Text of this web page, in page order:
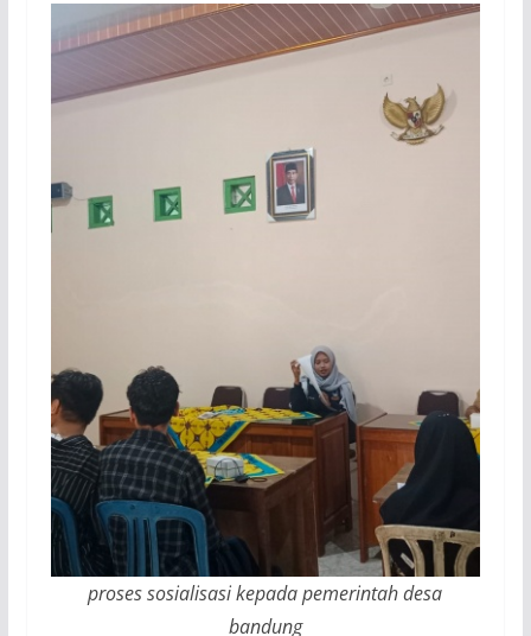
proses sosialisasi kepada pemerintah desa
bandung